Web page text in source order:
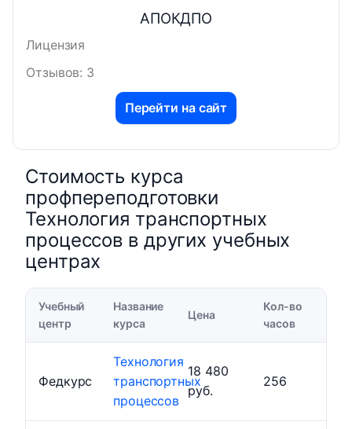
АПОКДПО
Лицензия
Отзывов: 3
Перейти на сайт
Стоимость курса
профпереподготовки
Технология транспортных
процессов в других учебных
центрах
Учебный
центр
Название
курса
Цена
Кол-во
часов
Федкурс
Технология
транспортных
процессов
18 480
руб.
256